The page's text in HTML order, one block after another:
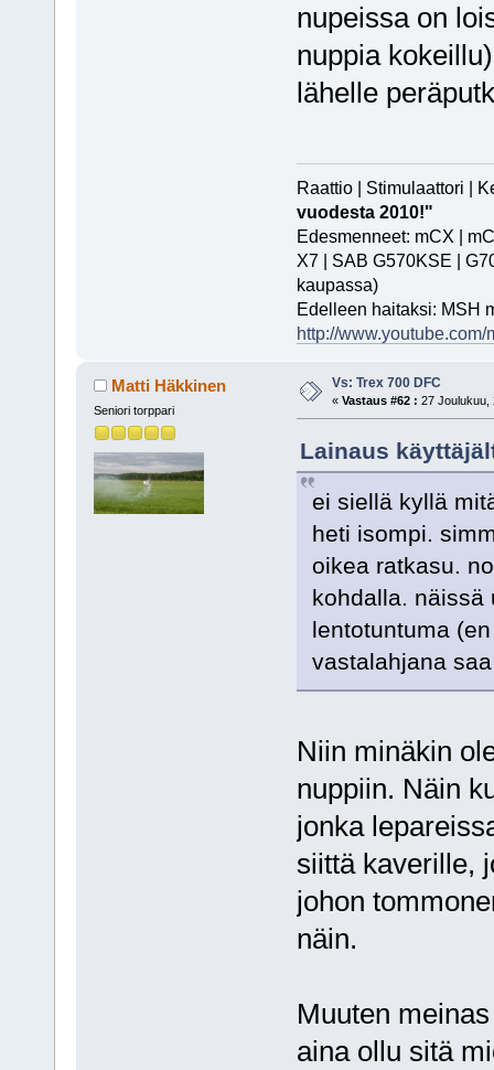
nupeissa on
nuppia
lähelle
Raattio | Stimulaattori |
vuodesta 2010!"
Edesmenneet: mCX |
X7 | SAB G570KSE |
kaupassa)
Edelleen haitaksi: MSH
http://www.youtube.com/
Matti Häkkinen
Seniori torppari
Vs: Trex 700 DFC
« Vastaus #62 : 27 Joulukuu,
Lainaus
ei siellä kyllä
heti isompi.
oikea ratkasu.
kohdalla. näissä
lentotuntuma
vastalahjana
Niin minäkin
nuppiin. Näin
jonka
siittä kaverille,
johon
näin.
Muuten
aina ollu sitä